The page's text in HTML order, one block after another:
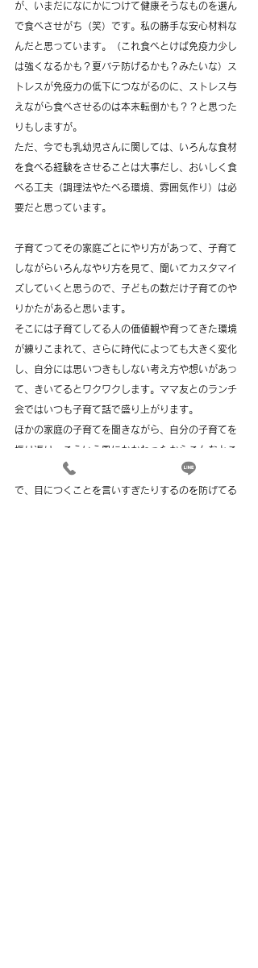
が、いまだになにかにつけて健康そうなものを選ん
で食べさせがち（笑）です。私の勝手な安心材料な
んだと思っています。（これ食べとけば免疫力少し
は強くなるかも？夏バテ防げるかも？みたいな）ス
トレスが免疫力の低下につながるのに、ストレス与
えながら食べさせるのは本末転倒かも？？と思った
りもしますが。
ただ、今でも乳幼児さんに関しては、いろんな食材
を食べる経験をさせることは大事だし、おいしく食
べる工夫（調理法やたべる環境、雰囲気作り）は必
要だと思っています。
子育てってその家庭ごとにやり方があって、子育て
しながらいろんなやり方を見て、聞いてカスタマイ
ズしていくと思うので、子どもの数だけ子育てのや
りかたがあると思います。
そこには子育てしてる人の価値観や育ってきた環境
が練りこまれて、さらに時代によっても大きく変化
し、自分には思いつきもしない考え方や想いがあっ
て、きいてるとワクワクします。ママ友とのランチ
会ではいつも子育て話で盛り上がります。
ほかの家庭の子育てを聞きながら、自分の子育てを
振り返り、こういう風にかかわったからこんなとこ
ろがあるのかも？と娘を客観的に見たりすること
で、目につくことを言いすぎたりするのを防げてる